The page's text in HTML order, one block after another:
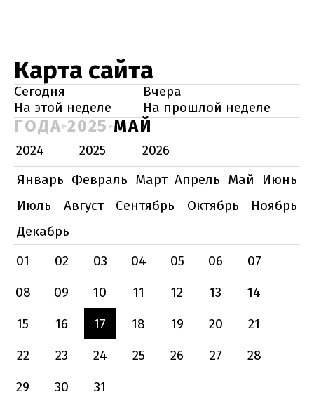
Карта сайта
Сегодня
Вчера
На этой неделе
На прошлой неделе
ГОДА 2025 МАЙ
2024 2025
2026
Январь Февраль Март Апрель Май
Июнь
Июль
Август Сентябрь Октябрь
Ноябрь
Декабрь
01
02 03 04 05 06
07
08
09 10 11 12 13
14
15
16 17 18 19 20
21
22
23 24 25 26 27
28
29
30 31